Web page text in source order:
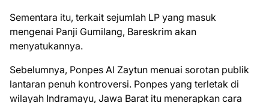
Sementara itu, terkait sejumlah LP yang masuk
mengenai Panji Gumilang, Bareskrim akan
menyatukannya.
Sebelumnya, Ponpes Al Zaytun menuai sorotan publik
lantaran penuh kontroversi. Ponpes yang terletak di
wilayah Indramayu, Jawa Barat itu menerapkan cara